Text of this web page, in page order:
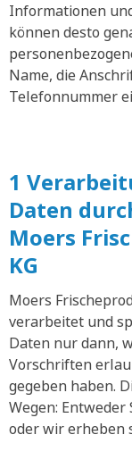
Informationen
können desto
Name, die
Telefonnummer
1
Daten
Moers
KG
Moers
verarbeitet und
Daten nur dann,
Vorschriften
gegeben haben.
Wegen:
oder wir erheben